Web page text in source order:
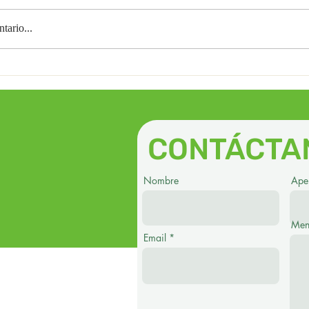
POSTURA
Nombre
Email